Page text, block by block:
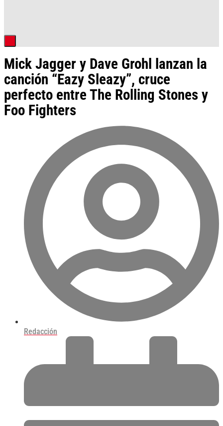
Mick Jagger y Dave Grohl lanzan la
canción “Eazy Sleazy”, cruce
perfecto entre The Rolling Stones y
Foo Fighters
Redacción